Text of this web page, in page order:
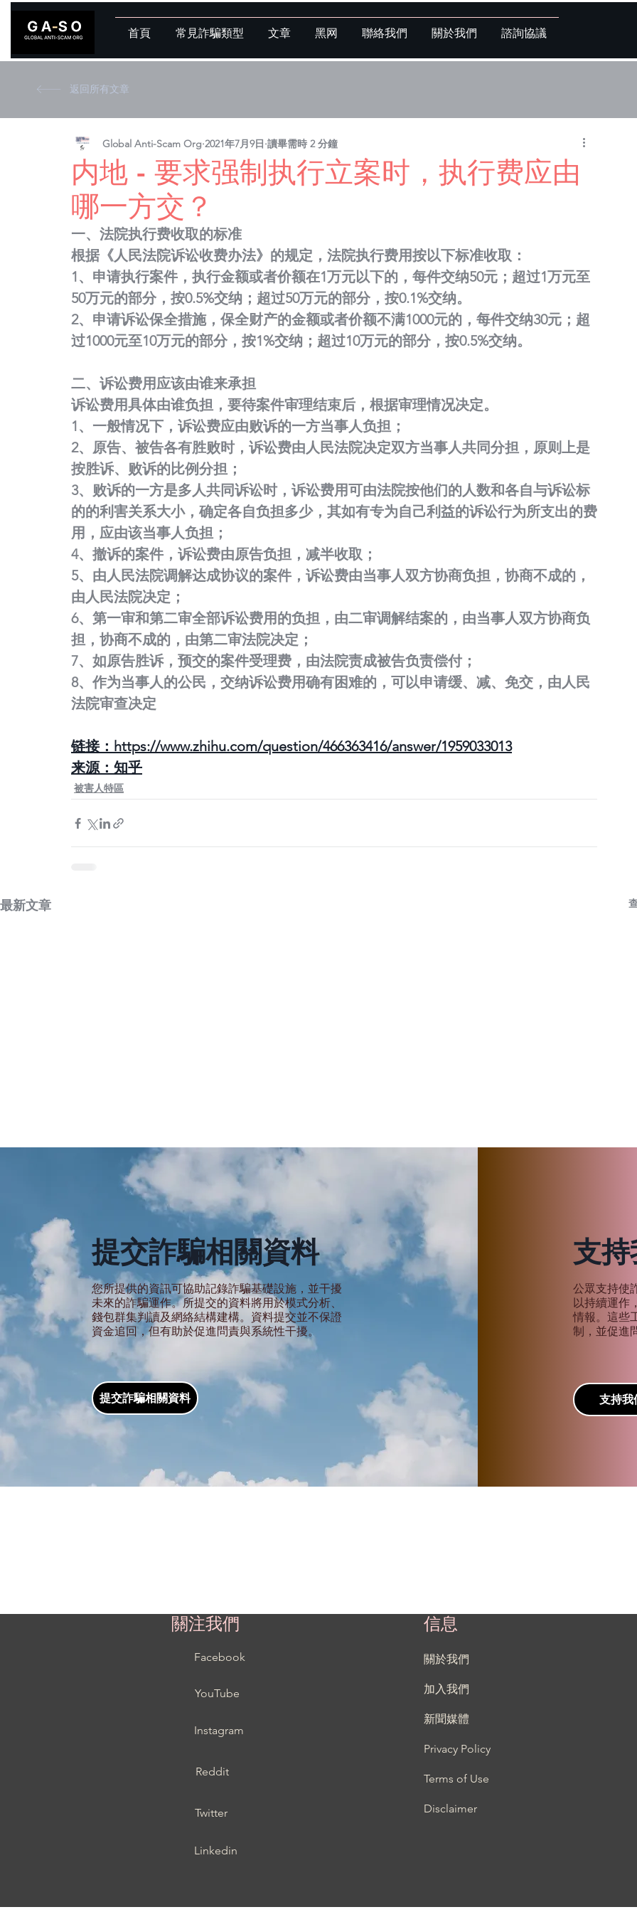
首頁 常見詐騙類型 文章 黑网 聯絡我們 關於我們 諮詢協議
返回所有文章
内地 - 要求强制执行立案时，执行费应由
哪一方交？
Global Anti-Scam Org 2021年7月9日 讀畢需時 2 分鐘
一、法院执行费收取的标准
根据《人民法院诉讼收费办法》的规定，法院执行费用按以下标准收取：
1、申请执行案件，执行金额或者价额在1万元以下的，每件交纳50元；超过1万元至
50万元的部分，按0.5%交纳；超过50万元的部分，按0.1%交纳。
2、申请诉讼保全措施，保全财产的金额或者价额不满1000元的，每件交纳30元；超
过1000元至10万元的部分，按1%交纳；超过10万元的部分，按0.5%交纳。
二、诉讼费用应该由谁来承担
诉讼费用具体由谁负担，要待案件审理结束后，根据审理情况决定。
1、一般情况下，诉讼费应由败诉的一方当事人负担；
2、原告、被告各有胜败时，诉讼费由人民法院决定双方当事人共同分担，原则上是
按胜诉、败诉的比例分担；
3、败诉的一方是多人共同诉讼时，诉讼费用可由法院按他们的人数和各自与诉讼标
的的利害关系大小，确定各自负担多少，其如有专为自己利益的诉讼行为所支出的费
用，应由该当事人负担；
4、撤诉的案件，诉讼费由原告负担，减半收取；
5、由人民法院调解达成协议的案件，诉讼费由当事人双方协商负担，协商不成的，
由人民法院决定；
6、第一审和第二审全部诉讼费用的负担，由二审调解结案的，由当事人双方协商负
担，协商不成的，由第二审法院决定；
7、如原告胜诉，预交的案件受理费，由法院责成被告负责偿付；
8、作为当事人的公民，交纳诉讼费用确有困难的，可以申请缓、减、免交，由人民
法院审查决定
链接：https://www.zhihu.com/question/466363416/answer/1959033013
来源：知乎
被害人特區
最新文章
如何驗證海外合法工作機會？ 被困詐騙园区？如何自救？
提交詐騙相關資料
您所提供的資訊可協助記錄詐騙基礎設施，並干擾
未來的詐騙運作。所提交的資料將用於模式分析、
錢包群集判讀及網絡結構建構。資料提交並不保證
資金追回，但有助於促進問責與系統性干擾。
提交詐騙相關資料
支
公眾支持使
以持續運作
情報。這些
制，並促進
支持我
關注我們
Facebook
YouTube
Instagram
Reddit
Twitter
Linkedin
信息
關於我們
加入我們
新聞媒體
Privacy Policy
Terms of Use
Disclaimer